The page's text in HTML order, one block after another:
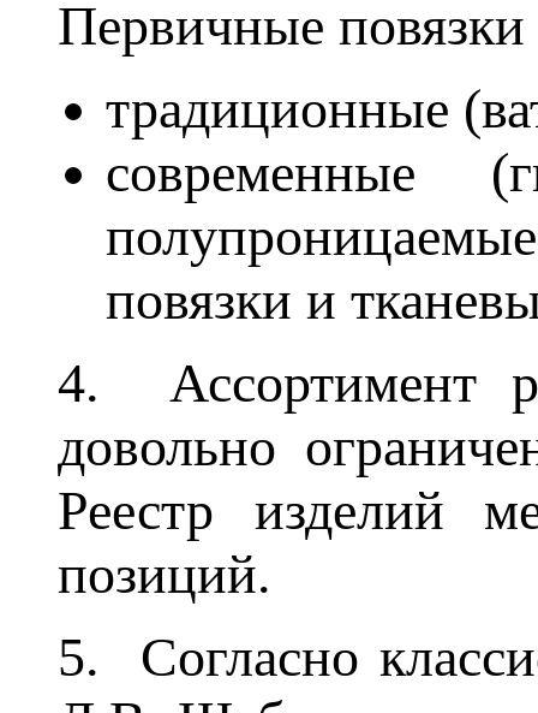
Первичные повязки
традиционные
современные
повязки и
4. Ассортимент
довольно
Реестр изделий
позиций.
5. Согласно